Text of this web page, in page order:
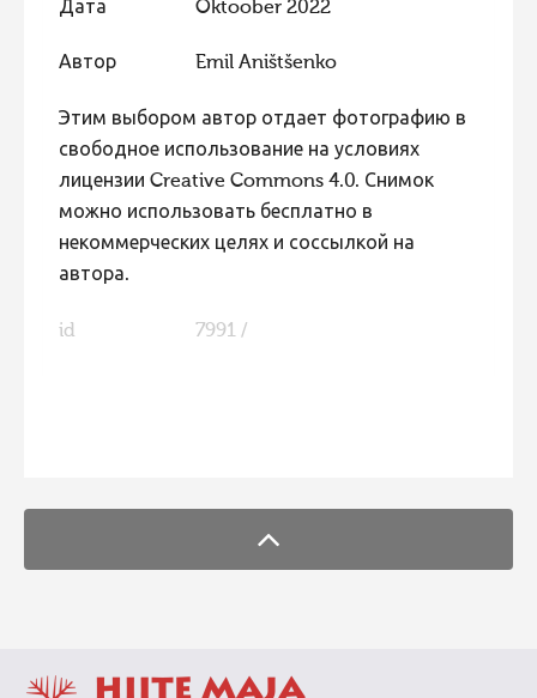
Дата Oktoober 2022
Автор Emil Aništšenko
Этим выбором автор отдает фотографию в
свободное использование на условиях
лицензии Creative Commons 4.0. Снимок
можно использовать бесплатно в
некоммерческих целях и соссылкой на
автора.
id 7991 /